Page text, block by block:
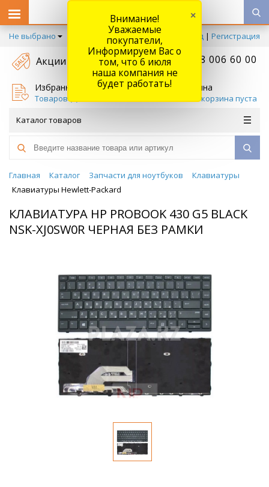
Не выбрано Вход | Регистрация
Акции +7 778 006 60 00
Избранное
Товаров (
Корзина
Ваша корзина пуста
Каталог товаров
Главная Каталог Запчасти для ноутбуков
Клавиатуры
Клавиатуры Hewlett-Packard
КЛАВИАТУРА HP PROBOOK 430 G5 BLACK
NSK-XJ0SW0R ЧЕРНАЯ БЕЗ РАМКИ
Внимание!
Уважаемые
покупатели,
Информируем Вас о
том, что 6 июля
наша компания не
будет работать!
×